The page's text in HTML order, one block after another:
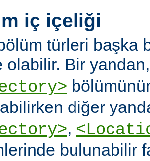
iç içeliği
türleri başka
olabilir. Bir
diğer
,
bulunabilir